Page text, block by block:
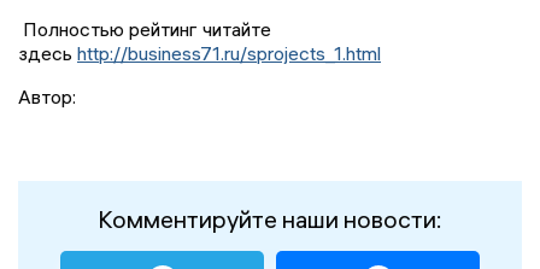
Полностью рейтинг читайте
здесь http://business71.ru/sprojects_1.html
Автор:
Комментируйте наши новости: